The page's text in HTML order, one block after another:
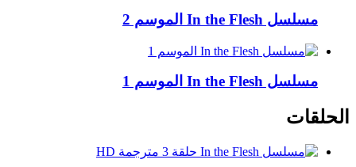
مسلسل In the Flesh الموسم 2
مسلسل In the Flesh الموسم 1
الحلقات